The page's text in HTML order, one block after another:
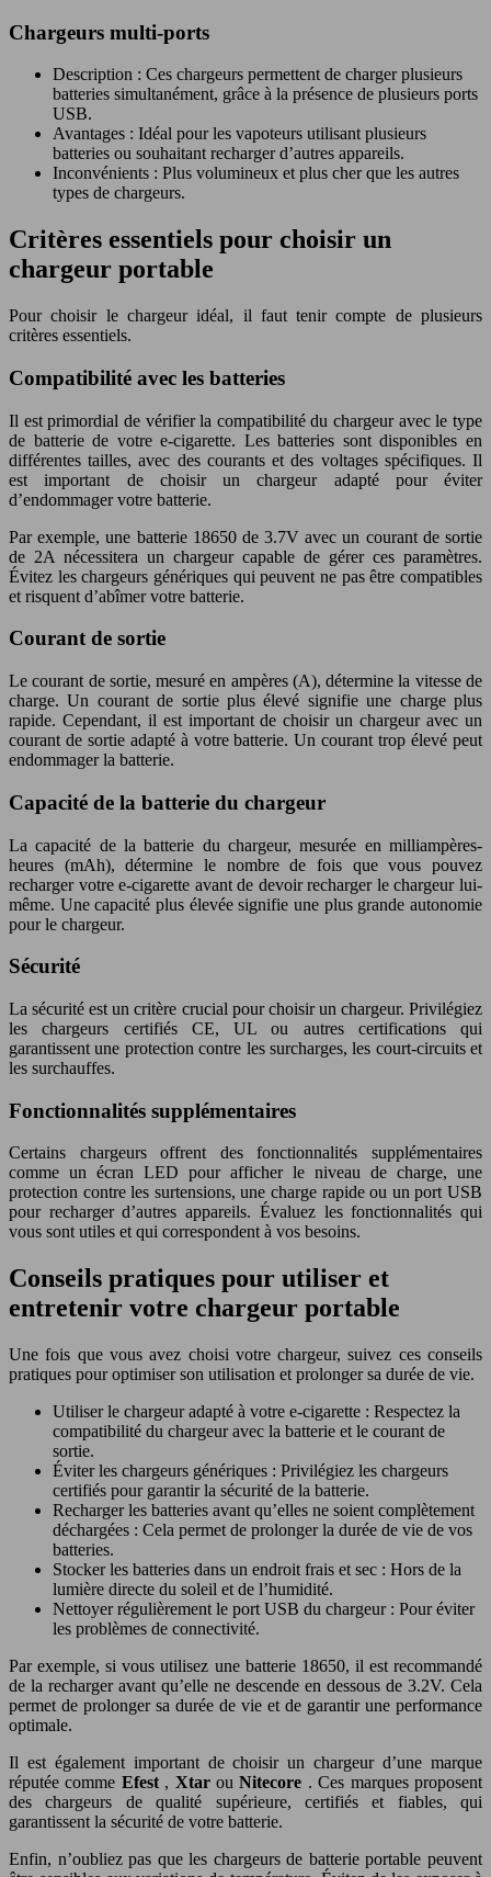
Chargeurs multi-ports
Description : Ces chargeurs permettent de charger plusieurs
batteries simultanément, grâce à la présence de plusieurs ports
USB.
Avantages : Idéal pour les vapoteurs utilisant plusieurs
batteries ou souhaitant recharger d’autres appareils.
Inconvénients : Plus volumineux et plus cher que les autres
types de chargeurs.
Critères essentiels pour choisir un
chargeur portable
Pour choisir le chargeur idéal, il faut tenir compte de plusieurs
critères essentiels.
Compatibilité avec les batteries
Il est primordial de vérifier la compatibilité du chargeur avec le type
de batterie de votre e-cigarette. Les batteries sont disponibles en
différentes tailles, avec des courants et des voltages spécifiques. Il
est important de choisir un chargeur adapté pour éviter
d’endommager votre batterie.
Par exemple, une batterie 18650 de 3.7V avec un courant de sortie
de 2A nécessitera un chargeur capable de gérer ces paramètres.
Évitez les chargeurs génériques qui peuvent ne pas être compatibles
et risquent d’abîmer votre batterie.
Courant de sortie
Le courant de sortie, mesuré en ampères (A), détermine la vitesse de
charge. Un courant de sortie plus élevé signifie une charge plus
rapide. Cependant, il est important de choisir un chargeur avec un
courant de sortie adapté à votre batterie. Un courant trop élevé peut
endommager la batterie.
Capacité de la batterie du chargeur
La capacité de la batterie du chargeur, mesurée en milliampères-
heures (mAh), détermine le nombre de fois que vous pouvez
recharger votre e-cigarette avant de devoir recharger le chargeur lui-
même. Une capacité plus élevée signifie une plus grande autonomie
pour le chargeur.
Sécurité
La sécurité est un critère crucial pour choisir un chargeur. Privilégiez
les chargeurs certifiés CE, UL ou autres certifications qui
garantissent une protection contre les surcharges, les court-circuits et
les surchauffes.
Fonctionnalités supplémentaires
Certains chargeurs offrent des fonctionnalités supplémentaires
comme un écran LED pour afficher le niveau de charge, une
protection contre les surtensions, une charge rapide ou un port USB
pour recharger d’autres appareils. Évaluez les fonctionnalités qui
vous sont utiles et qui correspondent à vos besoins.
Conseils pratiques pour utiliser et
entretenir votre chargeur portable
Une fois que vous avez choisi votre chargeur, suivez ces conseils
pratiques pour optimiser son utilisation et prolonger sa durée de vie.
Utiliser le chargeur adapté à votre e-cigarette : Respectez la
compatibilité du chargeur avec la batterie et le courant de
sortie.
Éviter les chargeurs génériques : Privilégiez les chargeurs
certifiés pour garantir la sécurité de la batterie.
Recharger les batteries avant qu’elles ne soient complètement
déchargées : Cela permet de prolonger la durée de vie de vos
batteries.
Stocker les batteries dans un endroit frais et sec : Hors de la
lumière directe du soleil et de l’humidité.
Nettoyer régulièrement le port USB du chargeur : Pour éviter
les problèmes de connectivité.
Par exemple, si vous utilisez une batterie 18650, il est recommandé
de la recharger avant qu’elle ne descende en dessous de 3.2V. Cela
permet de prolonger sa durée de vie et de garantir une performance
optimale.
Il est également important de choisir un chargeur d’une marque
réputée comme Efest , XtarouNitecore . Ces marques proposent
des chargeurs de qualité supérieure, certifiés et fiables, qui
garantissent la sécurité de votre batterie.
Enfin, n’oubliez pas que les chargeurs de batterie portable peuvent